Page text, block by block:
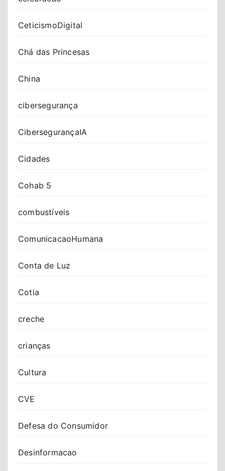
CeticismoDigital
Chá das Princesas
China
cibersegurança
CibersegurançaIA
Cidades
Cohab 5
combustíveis
ComunicacaoHumana
Conta de Luz
Cotia
creche
crianças
Cultura
CVE
Defesa do Consumidor
Desinformacao